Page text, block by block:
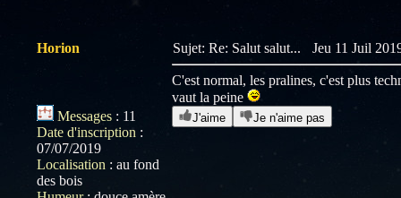
Horion
Messages : 11
Date d'inscription :
07/07/2019
Localisation : au fond
des bois
Sujet: Re: Salut salut... Jeu 11 Juil
C'est normal, les pralines, c'est plus
vaut la peine
J'aime Je n'aime pas